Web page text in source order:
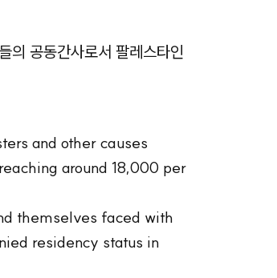
의 공동간사로서 팔레스타인
and other causes
around 18,000 per
themselves faced with
residency status in